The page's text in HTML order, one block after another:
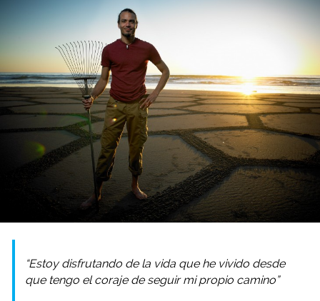
“Estoy disfrutando de la vida que he vivido desde
que tengo el coraje de seguir mi propio camino”